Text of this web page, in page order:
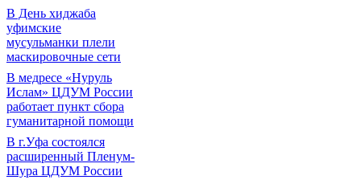
В День хиджаба
уфимские
мусульманки плели
маскировочные сети
В медресе «Нуруль
Ислам» ЦДУМ России
работает пункт сбора
гуманитарной помощи
В г.Уфа состоялся
расширенный Пленум-
Шура ЦДУМ России